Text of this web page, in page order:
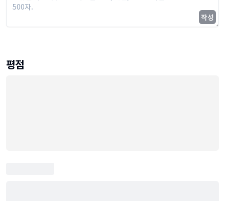
작성
평점